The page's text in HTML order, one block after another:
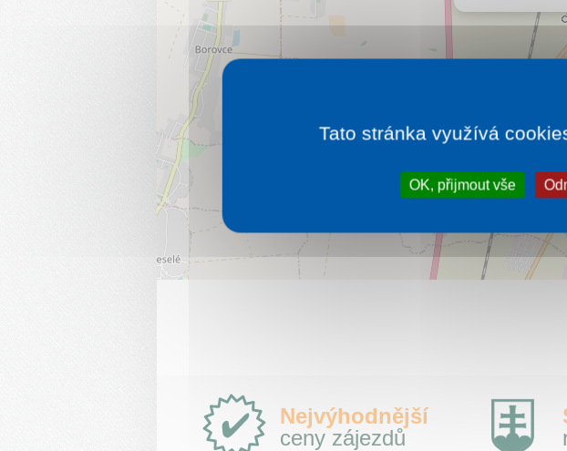
Proč
e-
Nejvýhodnější
ceny zájezdů
Tato stránka využívá
OK, přijmout vše